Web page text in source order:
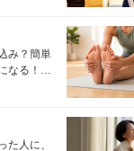
み？簡単
なる！腿
た人に、